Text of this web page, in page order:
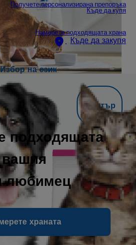
Получете персонализирана препоръка
Къде да купя
Намерете подходящата храна
Къде да закупя
Избор на език
подходящата
вашия
любимец
храната
Филтър